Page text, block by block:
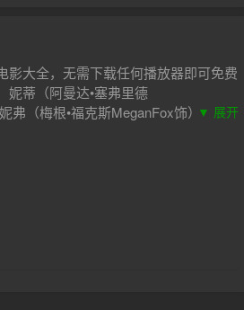
影大全，无需下载任何播放器即可免费
妮蒂（阿曼达•塞弗里德
弗（梅根•福克斯MeganFox饰）是从
追求者众，她们共同生活在偏僻的魔
的摇滚乐队来到小镇唯一
詹妮弗拉着好友一同前往。演出伊
蒂侥幸逃生，却眼睁睁看着已经吓傻
，绝尘而去。当晚，浑身是血的詹妮
▼ 展开